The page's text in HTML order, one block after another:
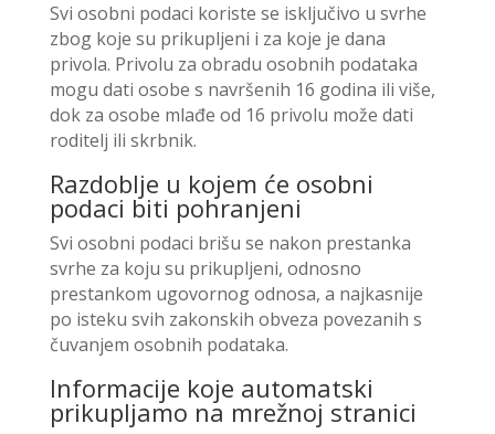
Svi osobni podaci koriste se isključivo u svrhe
zbog koje su prikupljeni i za koje je dana
privola. Privolu za obradu osobnih podataka
mogu dati osobe s navršenih 16 godina ili više,
dok za osobe mlađe od 16 privolu može dati
roditelj ili skrbnik.
Razdoblje u kojem će osobni
podaci biti pohranjeni
Svi osobni podaci brišu se nakon prestanka
svrhe za koju su prikupljeni, odnosno
prestankom ugovornog odnosa, a najkasnije
po isteku svih zakonskih obveza povezanih s
čuvanjem osobnih podataka.
Informacije koje automatski
prikupljamo na mrežnoj stranici